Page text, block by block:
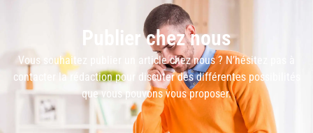
Publier chez nous
Vous souhaitez publier un article chez nous ? N’hésitez pas à
contacter la rédaction pour discuter des différentes possibilités
que vous pouvons vous proposer.